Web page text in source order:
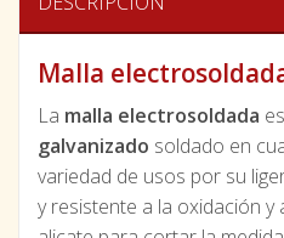
Malla
La malla electrosoldada
galvanizado soldado en
variedad de usos por su
y resistente a la oxidación